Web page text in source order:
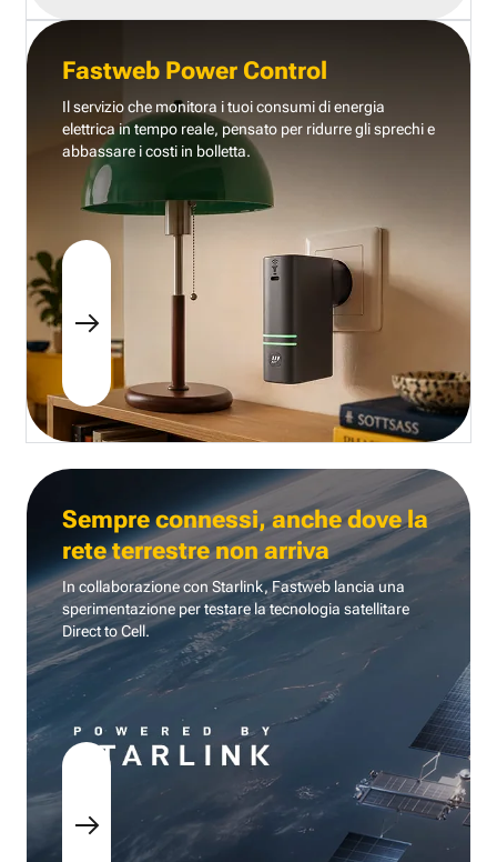
Fastweb Power Control
Il servizio che monitora i tuoi consumi di energia
elettrica in tempo reale, pensato per ridurre gli sprechi e
abbassare i costi in bolletta.
Sempre connessi, anche dove la
rete terrestre non arriva
In collaborazione con Starlink, Fastweb lancia una
sperimentazione per testare la tecnologia satellitare
Direct to Cell.